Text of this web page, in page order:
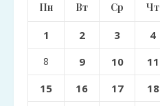
Пн Вт Ср Чт
1 2 3 4
8 9 10 11
15 16 17 18